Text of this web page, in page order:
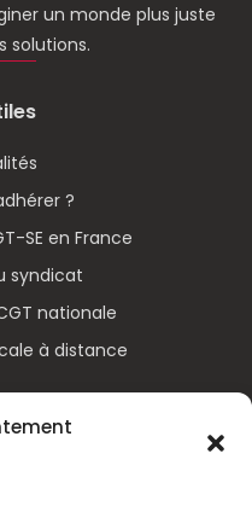
un monde plus juste
solutions.
?
SE en France
syndicat
nationale
à distance
vidéos
la CGT nationale